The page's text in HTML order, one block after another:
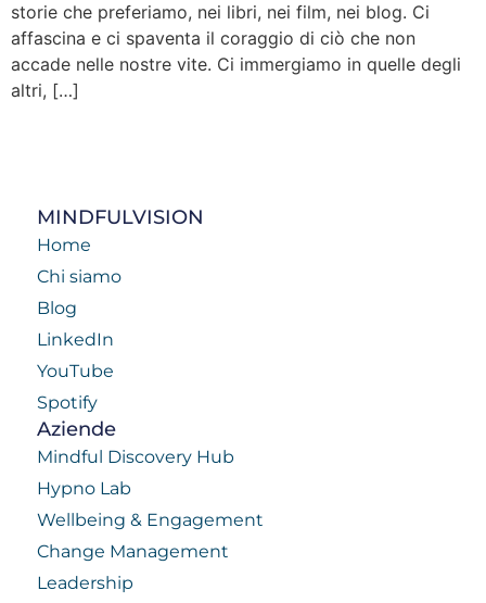
storie che preferiamo, nei libri, nei film, nei blog. Ci
affascina e ci spaventa il coraggio di ciò che non
accade nelle nostre vite. Ci immergiamo in quelle degli
altri, […]
MINDFULVISION
Home
Chi siamo
Blog
LinkedIn
YouTube
Spotify
Aziende
Mindful Discovery Hub
Hypno Lab
Wellbeing & Engagement
Change Management
Leadership